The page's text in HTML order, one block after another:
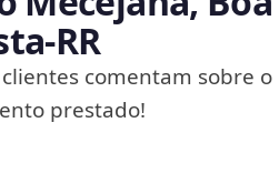
comentam sobre o
prestado!